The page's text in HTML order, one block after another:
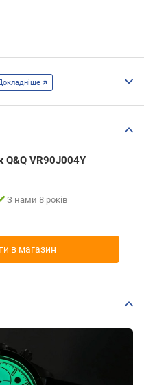
Q&Q VR90J004Y
З нами 8 років
в магазин